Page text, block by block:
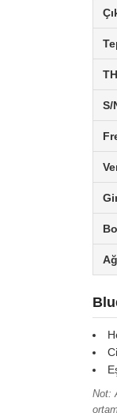
S/
Not: